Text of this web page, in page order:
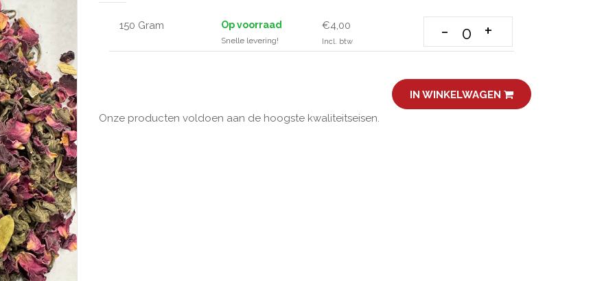
150 Gram Op voorraad
Snelle levering!
€4,00
Incl. btw - +
IN WINKELWAGEN
Onze producten voldoen aan de hoogste kwaliteitseisen.